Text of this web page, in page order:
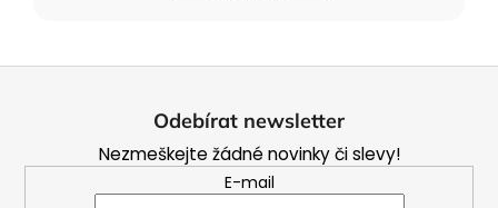
Odebírat newsletter
Nezmeškejte žádné novinky či slevy!
E-mail